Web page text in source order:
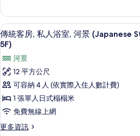
Shared
Bathroom)
的
所
有
相
片
客
房,
河
景
(Economy/with
Shared
Bathroom)
的
詳
情
顯
示
傳
統
客
房,
私
人
4
傳統客房, 私人浴室, 河景 (Japanese
5F)
河景
12 平方公尺
可容納 4 人 (依實際入住人數計費)
1 張單人日式榻榻米
免費無線上網
更多資訊
更